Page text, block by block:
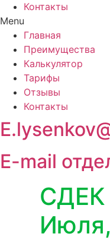
Контакты
Menu
Главная
Преимущества
Калькулятор
Тарифы
Отзывы
Контакты
E-mail
СДЕК